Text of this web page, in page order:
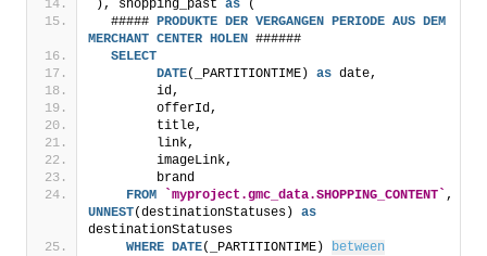
), shopping_past as (
  #####
PRODUKTE DER VERGANGEN PERIODE AUS DEM
MERCHANT CENTER HOLEN ######
SELECT
DATE(_PARTITIONTIME) as date,
        id,
        offerId,
        title,
        link,
        imageLink,
        brand
FROM
`myproject.gmc_data.SHOPPING_CONTENT`
UNNEST(destinationStatuses) as
destinationStatuses
WHERE DATE(_PARTITIONTIME) between